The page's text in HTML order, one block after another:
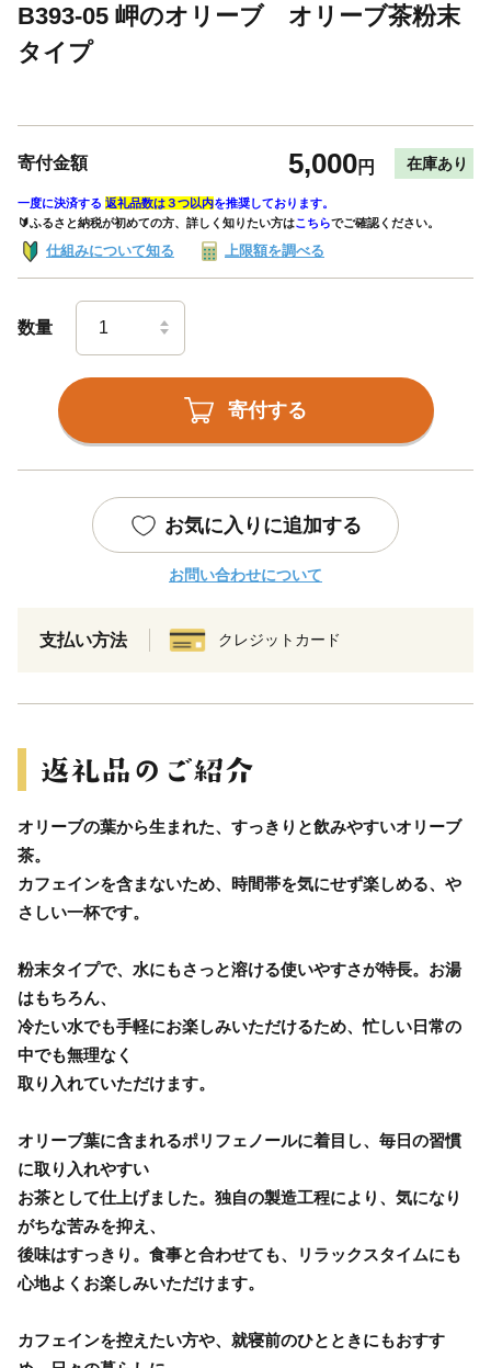
B393-05 岬のオリーブ オリーブ茶粉末
タイプ
寄付金額 5,000円 在庫あり
一度に決済する 返礼品数は３つ以内を推奨しております。
🔰ふるさと納税が初めての方、詳しく知りたい方はこちらでご確認ください。
仕組みについて知る 上限額を調べる
数量
寄付する
お気に入りに追加する
お問い合わせについて
支払い方法 クレジットカード
オリーブの葉から生まれた、すっきりと飲みやすいオリーブ
茶。
カフェインを含まないため、時間帯を気にせず楽しめる、や
さしい一杯です。
粉末タイプで、水にもさっと溶ける使いやすさが特長。お湯
はもちろん、
冷たい水でも手軽にお楽しみいただけるため、忙しい日常の
中でも無理なく
取り入れていただけます。
オリーブ葉に含まれるポリフェノールに着目し、毎日の習慣
に取り入れやすい
お茶として仕上げました。独自の製造工程により、気になり
がちな苦みを抑え、
後味はすっきり。食事と合わせても、リラックスタイムにも
心地よくお楽しみいただけます。
カフェインを控えたい方や、就寝前のひとときにもおすす